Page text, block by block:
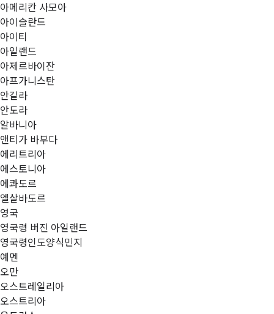
아메리칸 사모아
아이슬란드
아이티
아일랜드
아제르바이잔
아프가니스탄
안길라
안도라
알바니아
앤티가 바부다
에리트리아
에스토니아
에콰도르
엘살바도르
영국
영국령 버진 아일랜드
영국령인도양식민지
예멘
오만
오스트레일리아
오스트리아